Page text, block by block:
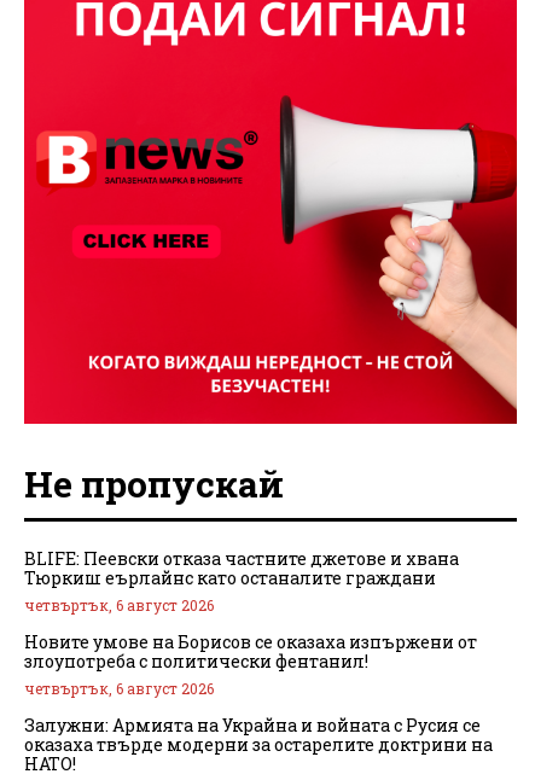
Не пропускай
BLIFE: Пеевски отказа частните джетове и хвана
Тюркиш еърлайнс като останалите граждани
четвъртък, 6 август 2026
Новите умове на Борисов се оказаха изпържени от
злоупотреба с политически фентанил!
четвъртък, 6 август 2026
Залужни: Армията на Украйна и войната с Русия се
оказаха твърде модерни за остарелите доктрини на
НАТО!